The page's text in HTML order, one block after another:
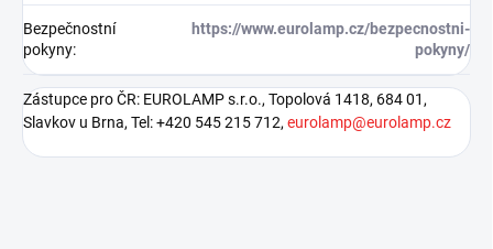
Bezpečnostní
pokyny:
https://www.eurolamp.cz/bezpecnostni-
pokyny/
Zástupce pro ČR: EUROLAMP s.r.o., Topolová 1418, 684 01,
Slavkov u Brna, Tel: +420 545 215 712, eurolamp@eurolamp.cz